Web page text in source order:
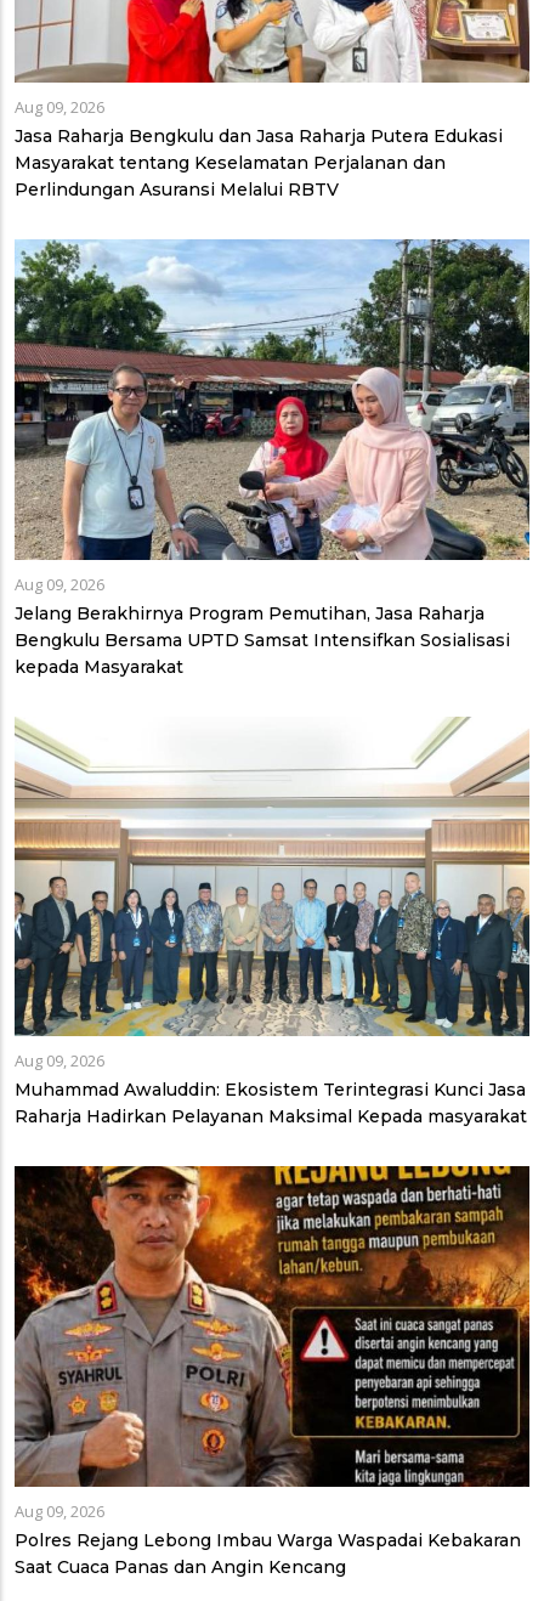
Aug 09, 2026
Jasa Raharja Bengkulu dan Jasa Raharja Putera Edukasi
Masyarakat tentang Keselamatan Perjalanan dan
Perlindungan Asuransi Melalui RBTV
Aug 09, 2026
Jelang Berakhirnya Program Pemutihan, Jasa Raharja
Bengkulu Bersama UPTD Samsat Intensifkan Sosialisasi
kepada Masyarakat
Aug 09, 2026
Muhammad Awaluddin: Ekosistem Terintegrasi Kunci Jasa
Raharja Hadirkan Pelayanan Maksimal Kepada masyarakat
Aug 09, 2026
Polres Rejang Lebong Imbau Warga Waspadai Kebakaran
Saat Cuaca Panas dan Angin Kencang